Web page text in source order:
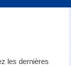
les dernières